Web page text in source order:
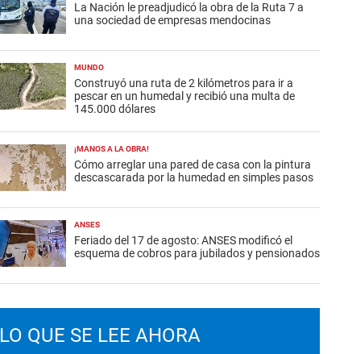
La Nación le preadjudicó la obra de la Ruta 7 a
una sociedad de empresas mendocinas
MUNDO
Construyó una ruta de 2 kilómetros para ir a
pescar en un humedal y recibió una multa de
145.000 dólares
¡MANOS A LA OBRA!
Cómo arreglar una pared de casa con la pintura
descascarada por la humedad en simples pasos
ANSES
Feriado del 17 de agosto: ANSES modificó el
esquema de cobros para jubilados y pensionados
LO QUE SE LEE AHORA